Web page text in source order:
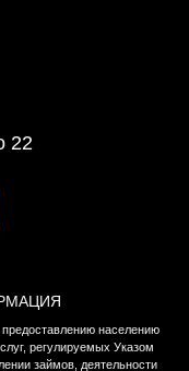
22
населению
регулируемых Указом
займов, деятельности